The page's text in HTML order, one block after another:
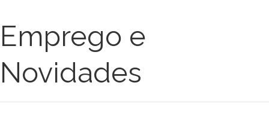
Emprego e
Novidades